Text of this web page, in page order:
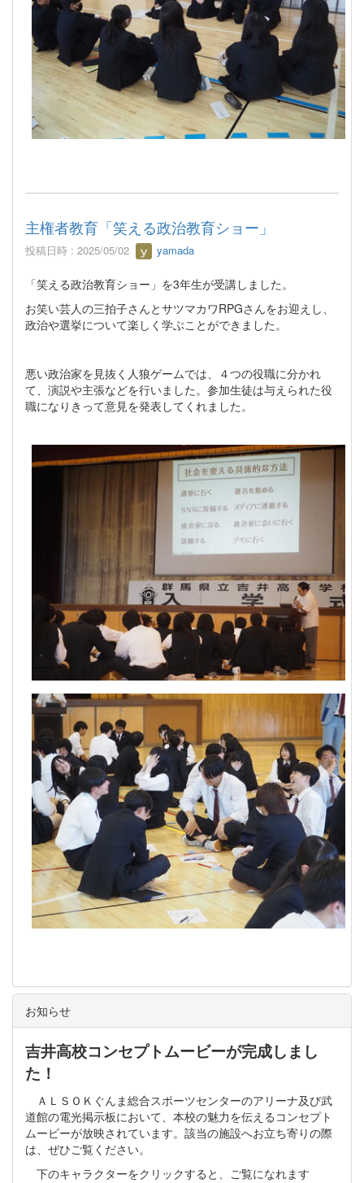
主権者教育「笑える政治教育ショー」
投稿日時 : 2025/05/02 yamada
「笑える政治教育ショー」を3年生が受講しました。
お笑い芸人の三拍子さんとサツマカワRPGさんをお迎えし、
政治や選挙について楽しく学ぶことができました。
悪い政治家を見抜く人狼ゲームでは、４つの役職に分かれ
て、演説や主張などを行いました。参加生徒は与えられた役
職になりきって意見を発表してくれました。
お知らせ
吉井高校コンセプトムービーが完成しまし
た！
ＡＬＳＯＫぐんま総合スポーツセンターのアリーナ及び武
道館の電光掲示板において、本校の魅力を伝えるコンセプト
ムービーが放映されています。該当の施設へお立ち寄りの際
は、ぜひご覧ください。
下のキャラクターをクリックすると、ご覧になれます